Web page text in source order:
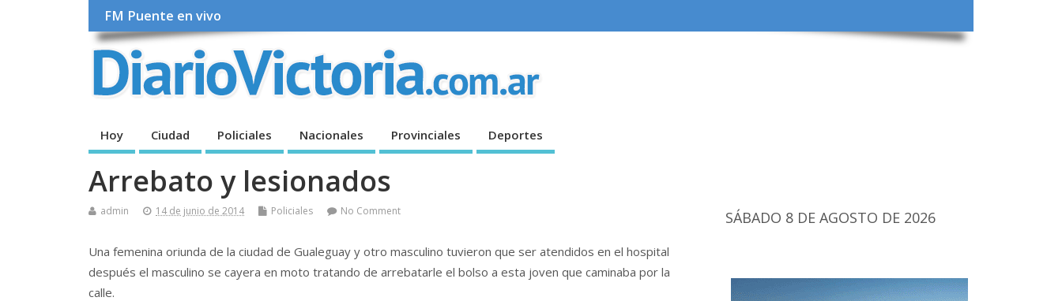
FM Puente en vivo
Hoy Ciudad Policiales Nacionales Provinciales Deportes
Arrebato y lesionados
admin 14 de junio de 2014 Policiales No Comment
Una femenina oriunda de la ciudad de Gualeguay y otro masculino tuvieron que ser atendidos en el hospital
después el masculino se cayera en moto tratando de arrebatarle el bolso a esta joven que caminaba por la
calle.
SÁBADO 8 DE AGOSTO DE 2026